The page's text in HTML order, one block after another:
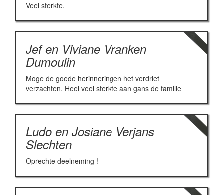
Veel sterkte.
Jef en Viviane Vranken
Dumoulin
Moge de goede herinneringen het verdriet
verzachten. Heel veel sterkte aan gans de familie
Ludo en Josiane Verjans
Slechten
Oprechte deelneming !